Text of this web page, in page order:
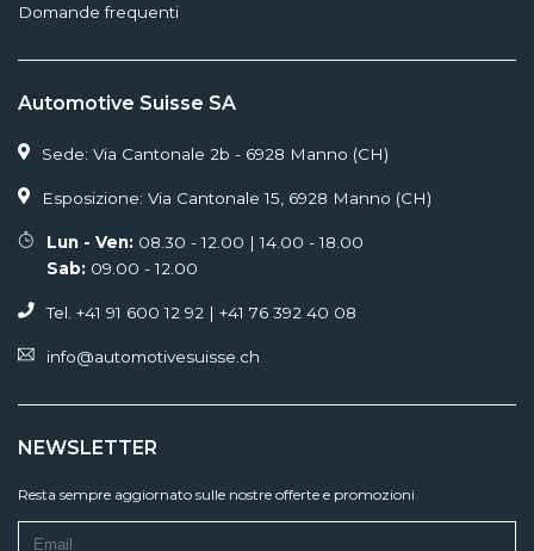
Domande frequenti
Automotive Suisse SA
Sede: Via Cantonale 2b - 6928 Manno (CH)
Esposizione: Via Cantonale 15, 6928 Manno (CH)
Lun - Ven: 08.30 - 12.00 | 14.00 - 18.00
Sab: 09.00 - 12.00
Tel. +41 91 600 12 92 | +41 76 392 40 08
info@automotivesuisse.ch
NEWSLETTER
Resta sempre aggiornato sulle nostre offerte e promozioni